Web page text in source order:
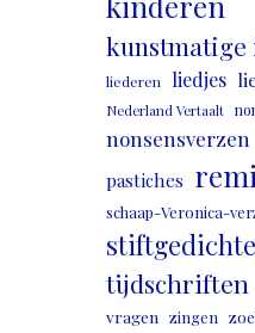
liederen liedjes
Nederland Vertaalt
nonsensverzen
pastiches
schaap-Veronica-
tijdschriften
vragen zingen